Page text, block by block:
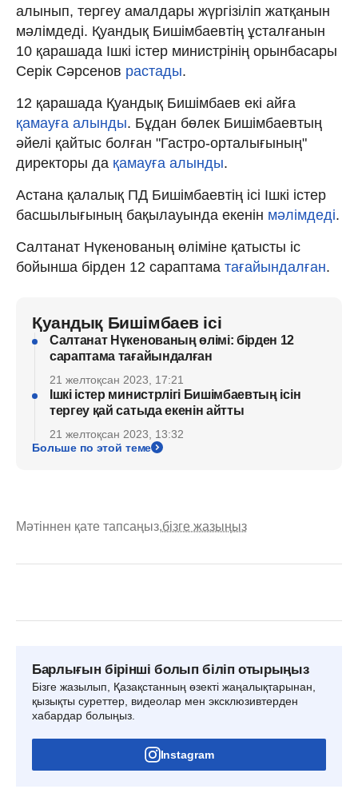
алынып, тергеу амалдары жүргізіліп жатқанын
мәлімдеді. Қуандық Бишімбаевтің ұсталғанын
10 қарашада Ішкі істер министрінің орынбасары
Серік Сәрсенов растады.
12 қарашада Қуандық Бишімбаев екі айға
қамауға алынды. Бұдан бөлек Бишімбаевтың
әйелі қайтыс болған "Гастро-орталығының"
директоры да қамауға алынды.
Астана қалалық ПД Бишімбаевтің ісі Ішкі істер
басшылығының бақылауында екенін мәлімдеді.
Салтанат Нүкенованың өліміне қатысты іс
бойынша бірден 12 сараптама тағайындалған.
Қуандық Бишімбаев ісі
Салтанат Нүкенованың өлімі: бірден 12
сараптама тағайындалған
21 желтоқсан 2023, 17:21
Ішкі істер министрлігі Бишімбаевтың ісін
тергеу қай сатыда екенін айтты
21 желтоқсан 2023, 13:32
Больше по этой теме
Мәтіннен қате тапсаңыз,бізге жазыңыз
Барлығын бірінші болып біліп отырыңыз
Бізге жазылып, Қазақстанның өзекті жаңалықтарынан,
қызықты суреттер, видеолар мен эксклюзивтерден
хабардар болыңыз.
Instagram